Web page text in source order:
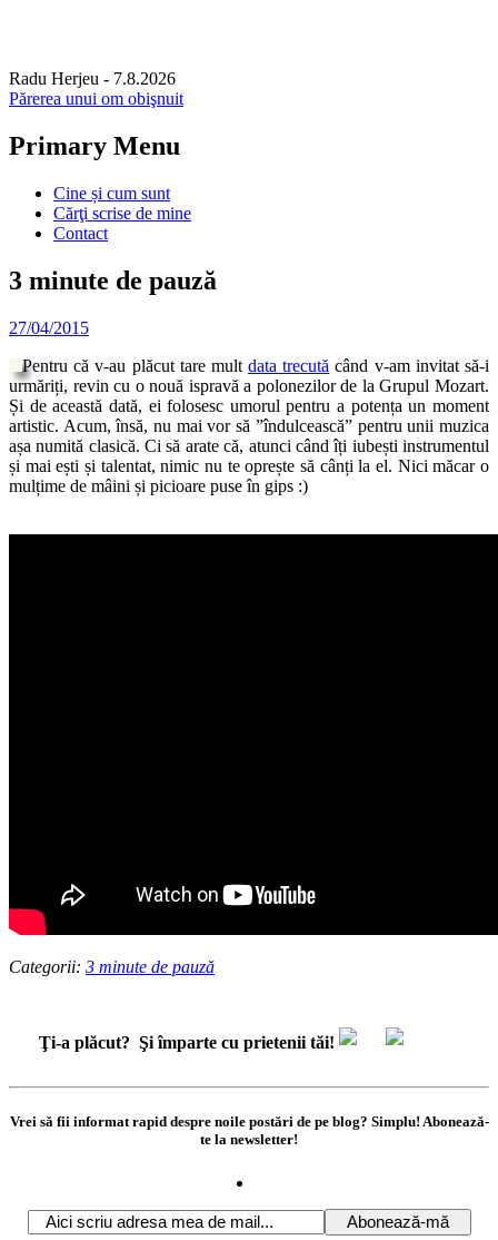
Radu Herjeu - 7.8.2026
Părerea unui om obişnuit
Primary Menu
Skip
content
Cine și cum sunt
Cărţi scrise de mine
Contact
3 minute de pauză
27/04/2015
Pentru că v-au plăcut tare multdata trecută când v-am invitat să-i
urmăriți, revin cu o nouă ispravă a polonezilor de la Grupul Mozart.
Și de această dată, ei folosesc umorul pentru a potența un moment
artistic. Acum, însă, nu mai vor să ”îndulcească” pentru unii muzica
așa numită clasică. Ci să arate că, atunci când îți iubești instrumentul
și mai ești și talentat, nimic nu te oprește să cânți la el. Nici măcar o
mulțime de mâini și picioare puse în gips :)
Categorii: 3 minute de pauză
Ţi-a plăcut? Şi împarte cu prietenii tăi!
Vrei să fii informat rapid despre noile postări de pe blog? Simplu! Abonează-
te la newsletter!